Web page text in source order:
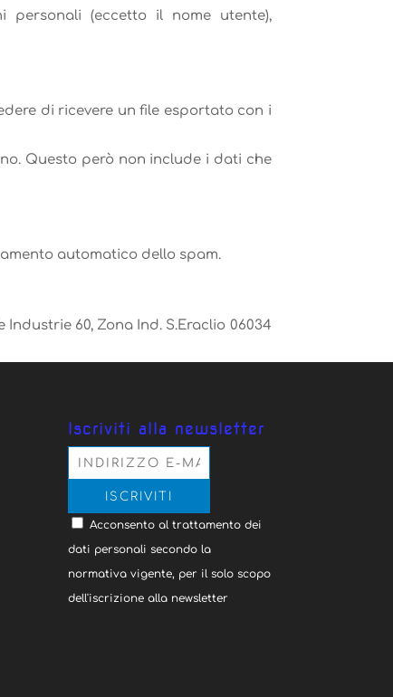
personali (eccetto il nome utente),
di ricevere un file esportato con i
Questo però non include i dati che
automatico dello spam.
60, Zona Ind. S.Eraclio 06034
Iscriviti alla newsletter
Acconsento al trattamento dei
dati personali secondo la
normativa vigente, per il solo scopo
dell'iscrizione alla newsletter